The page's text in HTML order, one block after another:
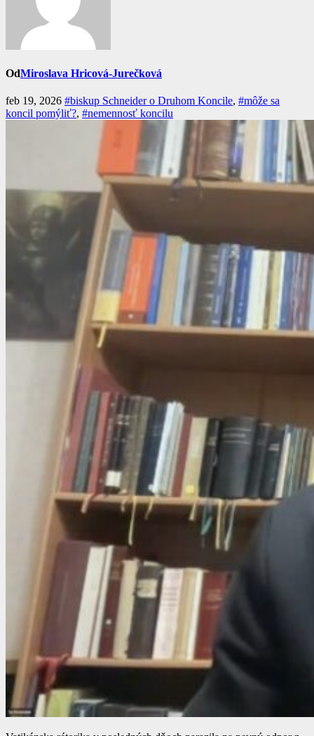
OdMiroslava Hricová-Jurečková
feb 19, 2026 #biskup Schneider o Druhom Koncile, #môže sa
koncil pomýliť?, #nemennosť koncilu